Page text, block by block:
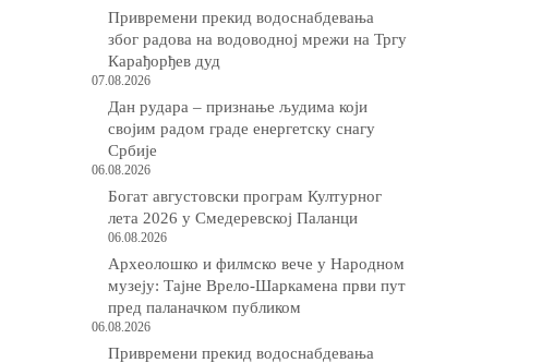
Привремени прекид водоснабдевања
због радова на водоводној мрежи на Тргу
Карађорђев дуд
07.08.2026
Дан рудара – признање људима који
својим радом граде енергетску снагу
Србије
06.08.2026
Богат августовски програм Културног
лета 2026 у Смедеревској Паланци
06.08.2026
Археолошко и филмско вече у Народном
музеју: Тајне Врело-Шаркамена први пут
пред паланачком публиком
06.08.2026
Привремени прекид водоснабдевања